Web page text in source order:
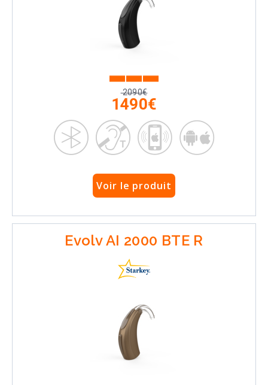
2090€
1490€
Voir le produit
Evolv AI 2000 BTE R